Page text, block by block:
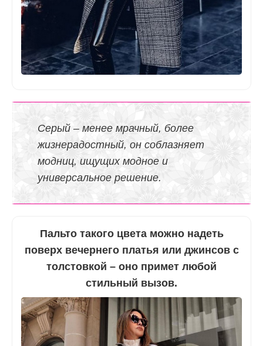
Серый – менее мрачный, более
жизнерадостный, он соблазняет
модниц, ищущих модное и
универсальное решение.
Пальто такого цвета можно надеть
поверх вечернего платья или джинсов с
толстовкой – оно примет любой
стильный вызов.